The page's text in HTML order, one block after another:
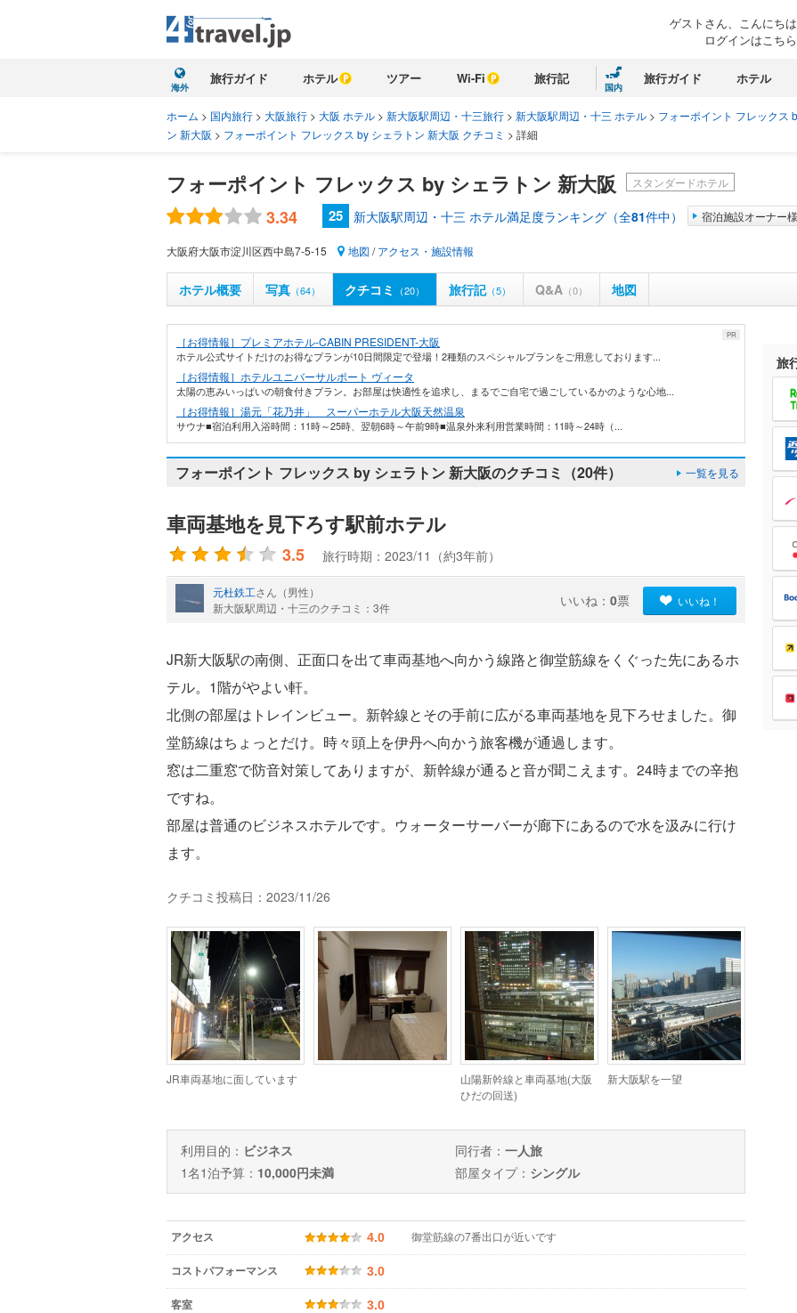
ゲストさん、こんにちは
ログインはこちら
海外
旅行ガイド ホテル ツアー Wi-Fi 旅行記
国内
旅行ガイド ホテル
ホーム > 国内旅行 > 大阪旅行 > 大阪 ホテル > 新大阪駅周辺・十三旅行 > 新大阪駅周辺・十三 ホテル > フォーポイント フレックス
ン 新大阪 > フォーポイント フレックス by シェラトン 新大阪 クチコミ > 詳細
フォーポイント フレックス by シェラトン 新大阪 スタンダードホテル
3.34 25 新大阪駅周辺・十三 ホテル満足度ランキング（全81件中） 宿泊施設オーナー
大阪府大阪市淀川区西中島7-5-15 地図 /アクセス・施設情報
ホテル概要 写真 （64） クチコミ （20） 旅行記（5） Q&A （0） 地図
PR
［お得情報］プレミアホテル-CABIN PRESIDENT-大阪
ホテル公式サイトだけのお得なプランが10日間限定で登場！2種類のスペシャルプランをご用意しております...
［お得情報］ホテルユニバーサルポート ヴィータ
太陽の恵みいっぱいの朝食付きプラン。お部屋は快適性を追求し、まるでご自宅で過ごしているかのような心地...
［お得情報］湯元「花乃井」 スーパーホテル大阪天然温泉
サウナ■宿泊利用入浴時間：11時～25時、翌朝6時～午前9時■温泉外来利用営業時間：11時～24時（...
フォーポイント フレックス by シェラトン 新大阪のクチコミ（20件） 一覧を見る
車両基地を見下ろす駅前ホテル
3.5 旅行時期：2023/11（約3年前）
元杜鉄工さん（男性）
新大阪駅周辺・十三のクチコミ：3件
いいね： 0票 いいね！
JR新大阪駅の南側、正面口を出て車両基地へ向かう線路と御堂筋線をくぐった先にあるホ
テル。1階がやよい軒。
北側の部屋はトレインビュー。新幹線とその手前に広がる車両基地を見下ろせました。御
堂筋線はちょっとだけ。時々頭上を伊丹へ向かう旅客機が通過します。
窓は二重窓で防音対策してありますが、新幹線が通ると音が聞こえます。24時までの辛抱
ですね。
部屋は普通のビジネスホテルです。ウォーターサーバーが廊下にあるので水を汲みに行け
ます。
クチコミ投稿日：2023/11/26
JR車両基地に面しています
山陽新幹線と車両基地(大阪
ひだの回送)
新大阪駅を一望
利用目的： ビジネス 同行者： 一人旅
1名1泊予算： 10,000円未満 部屋タイプ： シングル
アクセス 4.0 御堂筋線の7番出口が近いです
コストパフォーマンス 3.0
客室 3.0
旅